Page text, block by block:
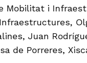
Mobilitat i
Juan
de Porreres,